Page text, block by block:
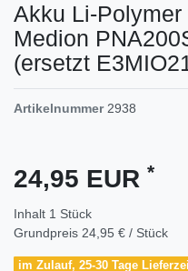
Akku Li-
Medion
(ersetzt
Artikelnummer 2938
24,95 EUR *
Inhalt 1 Stück
Grundpreis 24,95 € / Stück
im Zulauf, 25-30 Tage